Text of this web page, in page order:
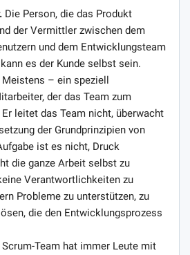
Die Person, die das Produkt
der Vermittler zwischen dem
und dem Entwicklungsteam
es der Kunde selbst sein.
Meistens – ein speziell
der das Team zum
leitet das Team nicht, überwacht
der Grundprinzipien von
ist es nicht, Druck
die ganze Arbeit selbst zu
Verantwortlichkeiten zu
Probleme zu unterstützen, zu
die den Entwicklungsprozess
Scrum-Team hat immer Leute mit